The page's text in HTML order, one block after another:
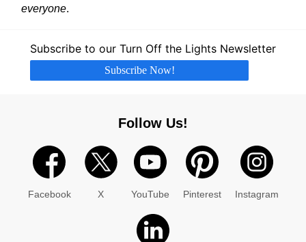
everyone.
Subscribe to our Turn Off the Lights Newsletter
Subscribe Now!
Follow Us!
Facebook X YouTube Pinterest Instagram